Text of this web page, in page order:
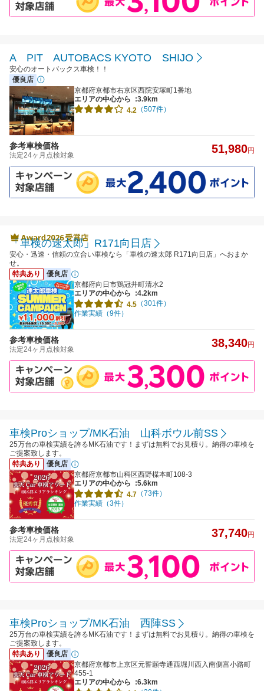
A PIT AUTOBACS KYOTO SHIJO
安心のオートバックス車検！！
優良店
京都府京都市右京区西院安塚町1番地
エリアの中心から
:3.9km
4.2 （507件）
参考車検価格
法定24ヶ月点検対象 51,980円
「車検の速太郎」R171向日店
安心・迅速・信頼の立合い車検なら「車検の速太郎 R171向日店」へおまか
せ。
特典あり
優良店
京都府向日市鶏冠井町清水2
エリアの中心から
:4.2km
4.5 （301件）
作業実績（9件）
参考車検価格
法定24ヶ月点検対象 38,340円
車検Proショップ/MK石油 山科ボウル前SS
25万台の車検実績を誇るMK石油です！まずは無料でお見積り。納得の車検を
ご提案致します。
特典あり
優良店
京都府京都市山科区西野楳本町108-3
エリアの中心から
:5.6km
4.7 （73件）
作業実績（3件）
参考車検価格
法定24ヶ月点検対象 37,740円
車検Proショップ/MK石油 西陣SS
25万台の車検実績を誇るMK石油です！まずは無料でお見積り。納得の車検を
ご提案致します。
特典あり
優良店
京都府京都市上京区元誓願寺通西堀川西入南側富小路町
455-1
エリアの中心から
:6.3km